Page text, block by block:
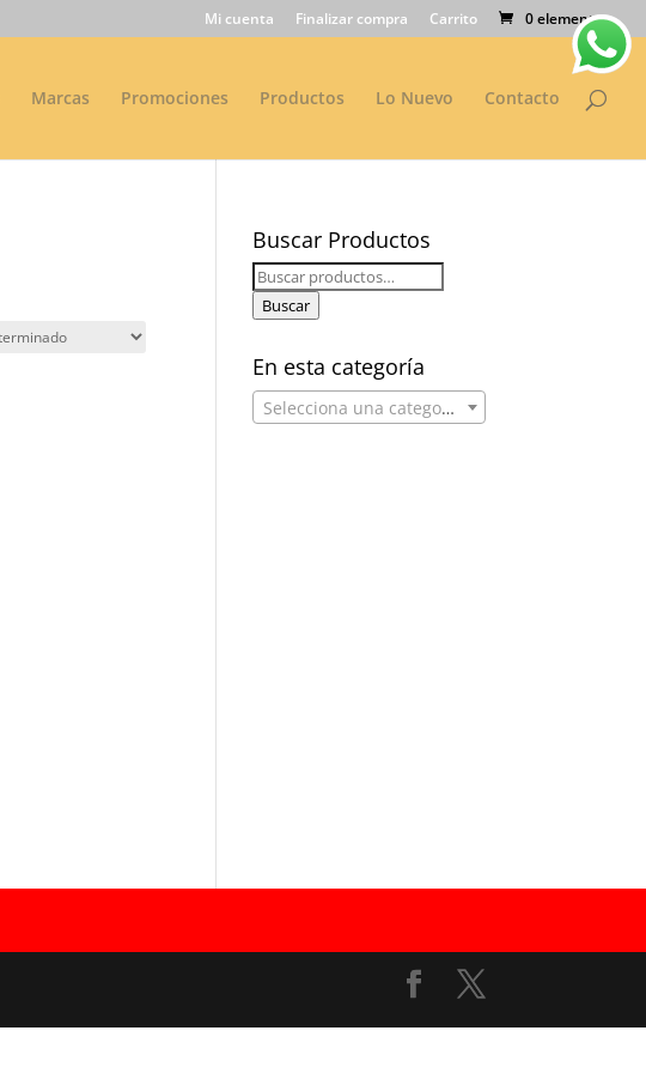
Mi cuenta Finalizar compra Carrito 0 elementos
Marcas Promociones Productos Lo Nuevo Contacto
Buscar Productos
Buscar
por:
Buscar
En esta categoría
Selecciona una categoría